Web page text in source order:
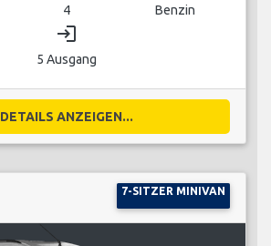
4 Benzin
login
5 Ausgang
DETAILS ANZEIGEN...
7-SITZER MINIVAN